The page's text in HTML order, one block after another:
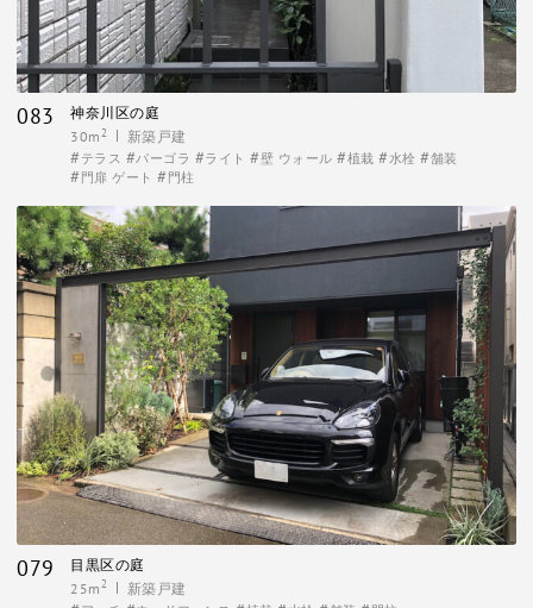
083
神奈川区の庭
30m 2 新築戸建
テラス パーゴラ ライト 壁 ウォール 植栽 水栓
舗装
門扉 ゲート
門柱
079
目黒区の庭
25m2 新築戸建